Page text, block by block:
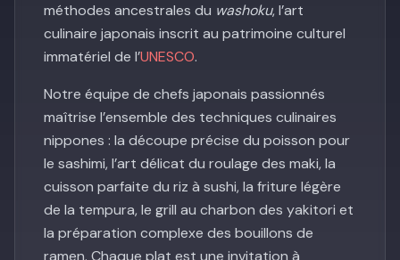
méthodes ancestrales du washoku, l’art
culinaire japonais inscrit au patrimoine culturel
immatériel de l’UNESCO.
Notre équipe de chefs japonais passionnés
maîtrise l’ensemble des techniques culinaires
nippones : la découpe précise du poisson pour
le sashimi, l’art délicat du roulage des maki, la
cuisson parfaite du riz à sushi, la friture légère
de la tempura, le grill au charbon des yakitori et
la préparation complexe des bouillons de
ramen. Chaque plat est une invitation à